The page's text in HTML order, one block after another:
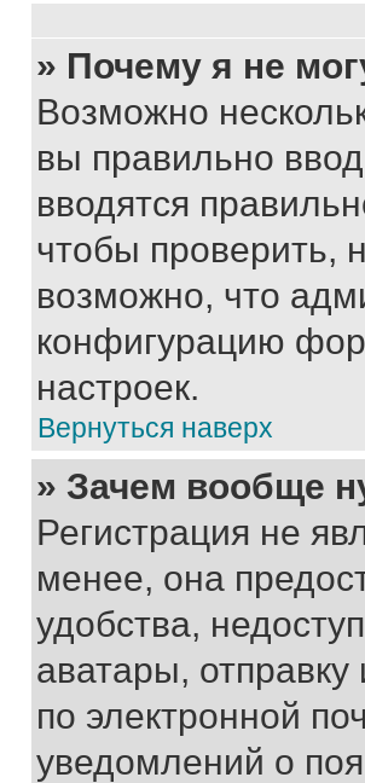
» Почему я не
Возможно
вы правильно
вводятся
чтобы проверить,
возможно, что
конфигурацию
настроек.
Вернуться наверх
» Зачем вообще
Регистрация не
менее, она
удобства,
аватары,
по электронной
уведомлений о